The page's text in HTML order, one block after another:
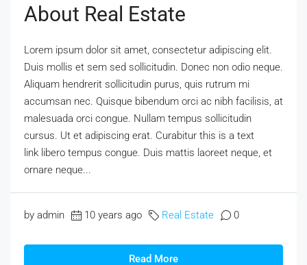
About Real Estate
Lorem ipsum dolor sit amet, consectetur adipiscing elit.
Duis mollis et sem sed sollicitudin. Donec non odio neque.
Aliquam hendrerit sollicitudin purus, quis rutrum mi
accumsan nec. Quisque bibendum orci ac nibh facilisis, at
malesuada orci congue. Nullam tempus sollicitudin
cursus. Ut et adipiscing erat. Curabitur this is a text
link libero tempus congue. Duis mattis laoreet neque, et
ornare neque...
by admin 10 years ago Real Estate 0
Read More